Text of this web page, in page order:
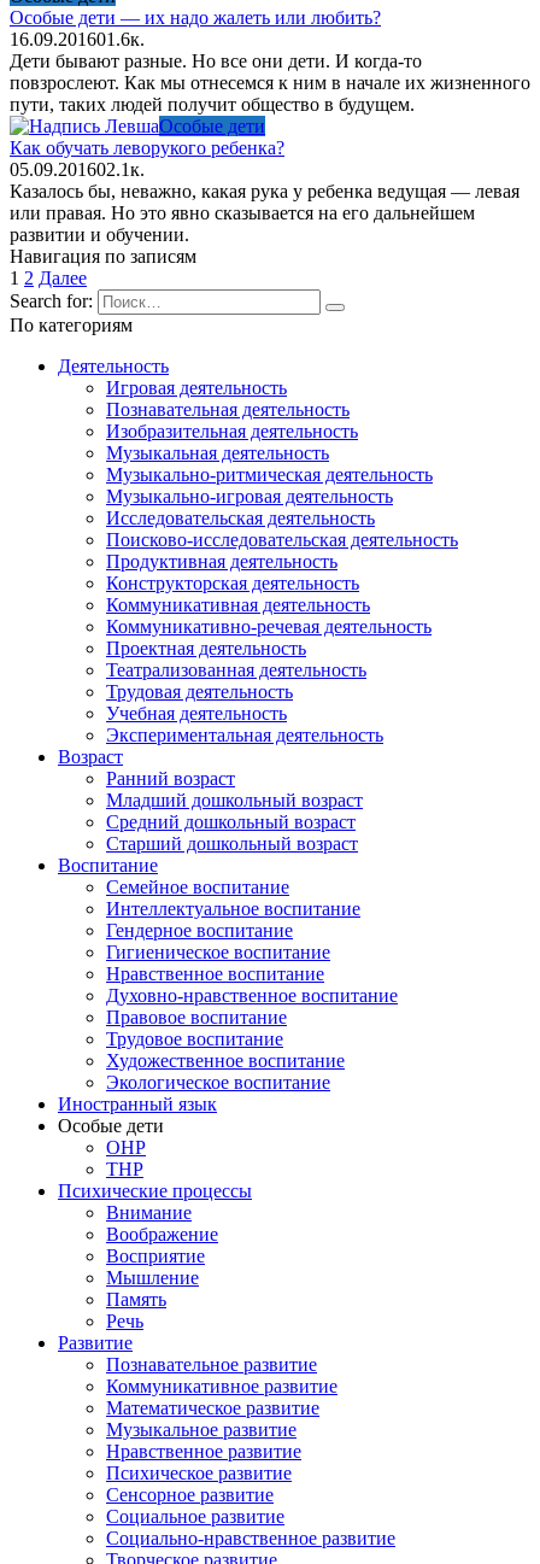
Особые дети — их надо жалеть или любить?
16.09.201601.6к.
Дети бывают разные. Но все они дети. И когда-то
повзрослеют. Как мы отнесемся к ним в начале их жизненного
пути, таких людей получит общество в будущем.
Особые дети
Как обучать леворукого ребенка?
05.09.201602.1к.
Казалось бы, неважно, какая рука у ребенка ведущая — левая
или правая. Но это явно сказывается на его дальнейшем
развитии и обучении.
Навигация по записям
1 2 Далее
Search for:
По категориям
Деятельность
Игровая деятельность
Познавательная деятельность
Изобразительная деятельность
Музыкальная деятельность
Музыкально-ритмическая деятельность
Музыкально-игровая деятельность
Исследовательская деятельность
Поисково-исследовательская деятельность
Продуктивная деятельность
Конструкторская деятельность
Коммуникативная деятельность
Коммуникативно-речевая деятельность
Проектная деятельность
Театрализованная деятельность
Трудовая деятельность
Учебная деятельность
Экспериментальная деятельность
Возраст
Ранний возраст
Младший дошкольный возраст
Средний дошкольный возраст
Старший дошкольный возраст
Воспитание
Семейное воспитание
Интеллектуальное воспитание
Гендерное воспитание
Гигиеническое воспитание
Нравственное воспитание
Духовно-нравственное воспитание
Правовое воспитание
Трудовое воспитание
Художественное воспитание
Экологическое воспитание
Иностранный язык
Особые дети
ОНР
ТНР
Психические процессы
Внимание
Воображение
Восприятие
Мышление
Память
Речь
Развитие
Познавательное развитие
Коммуникативное развитие
Математическое развитие
Музыкальное развитие
Нравственное развитие
Психическое развитие
Сенсорное развитие
Социальное развитие
Социально-нравственное развитие
Творческое развитие